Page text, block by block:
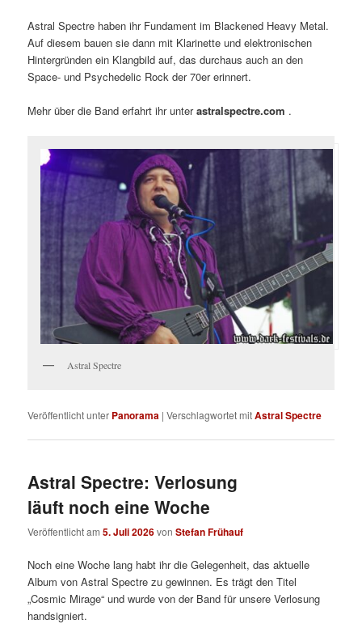
Astral Spectre haben ihr Fundament im Blackened Heavy Metal.
Auf diesem bauen sie dann mit Klarinette und elektronischen
Hintergründen ein Klangbild auf, das durchaus auch an den
Space- und Psychedelic Rock der 70er erinnert.
Mehr über die Band erfahrt ihr unterastralspectre.com .
Astral Spectre
Veröffentlicht unter Panorama |Verschlagwortet mitAstral Spectre
Astral Spectre: Verlosung
läuft noch eine Woche
Veröffentlicht am5. Juli 2026vonStefan Frühauf
Noch eine Woche lang habt ihr die Gelegenheit, das aktuelle
Album von Astral Spectre zu gewinnen. Es trägt den Titel
„Cosmic Mirage“ und wurde von der Band für unsere Verlosung
handsigniert.